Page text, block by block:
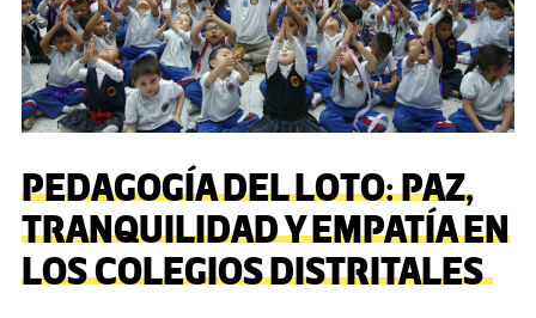
PEDAGOGÍA DEL LOTO: PAZ,
TRANQUILIDAD Y EMPATÍA EN
LOS COLEGIOS DISTRITALES